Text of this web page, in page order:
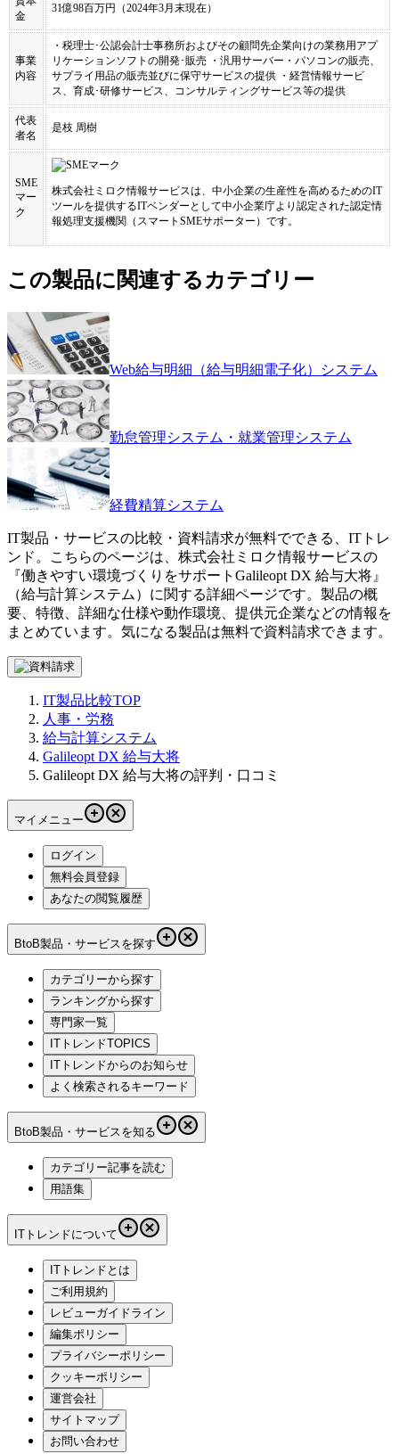
金
31億98百万円（2024年3月末現在）
事業
内容
・税理士･公認会計士事務所およびその顧問先企業向けの業務用アプ
リケーションソフトの開発･販売 ・汎用サーバー・パソコンの販売、
サプライ用品の販売並びに保守サービスの提供 ・経営情報サービ
ス、育成･研修サービス、コンサルティングサービス等の提供
代表
者名
是枝 周樹
SME
マー
ク
株式会社ミロク情報サービスは、中小企業の生産性を高めるためのIT
ツールを提供するITベンダーとして中小企業庁より認定された認定情
報処理支援機関（スマートSMEサポーター）です。
この製品に関連するカテゴリー
Web給与明細（給与明細電子化）システム
勤怠管理システム・就業管理システム
経費精算システム
IT製品・サービスの比較・資料請求が無料でできる、ITトレ
ンド。こちらのページは、 株式会社ミロク情報サービスの
『働きやすい環境づくりをサポート Galileopt DX 給与大将 』
（給与計算システム ）に関する詳細ページです。製品の概
要、特徴、詳細な仕様や動作環境、提供元企業などの情報を
まとめています。気になる製品は無料で資料請求できます。
IT製品比較TOP
人事・労務
給与計算システム
Galileopt DX 給与大将
Galileopt DX 給与大将の評判・口コミ
マイメニュー
ログイン
無料会員登録
あなたの閲覧履歴
BtoB製品・サービスを探す
カテゴリーから探す
ランキングから探す
専門家一覧
ITトレンドTOPICS
ITトレンドからのお知らせ
よく検索されるキーワード
BtoB製品・サービスを知る
カテゴリー記事を読む
用語集
ITトレンドについて
ITトレンドとは
ご利用規約
レビューガイドライン
編集ポリシー
プライバシーポリシー
クッキーポリシー
運営会社
サイトマップ
お問い合わせ